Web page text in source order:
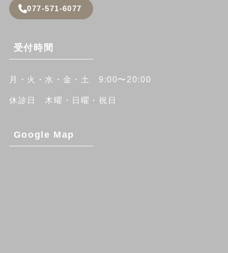
077-571-6077
受付時間
月・火・水・金・土 9:00〜20:00
休診日 木曜・日曜・祝日
Google Map